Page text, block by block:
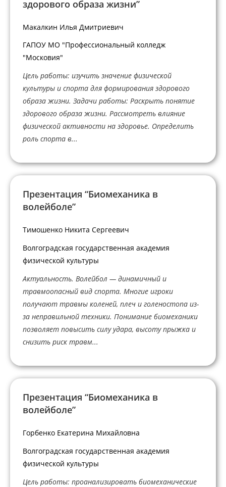
здорового образа жизни”
Макалкин Илья Дмитриевич
ГАПОУ МО "Профессиональный колледж
"Московия"
Цель работы: изучить значение физической
культуры и спорта для формирования здорового
образа жизни. Задачи работы: Раскрыть понятие
здорового образа жизни. Рассмотреть влияние
физической активности на здоровье. Определить
роль спорта в...
Презентация “Биомеханика в
волейболе”
Тимошенко Никита Сергеевич
Волгоградская государственная академия
физической культуры
Актуальность. Волейбол — динамичный и
травмоопасный вид спорта. Многие игроки
получают травмы коленей, плеч и голеностопа из-
за неправильной техники. Понимание биомеханики
позволяет повысить силу удара, высоту прыжка и
снизить риск травм...
Презентация “Биомеханика в
волейболе”
Горбенко Екатерина Михайловна
Волгоградская государственная академия
физической культуры
Цель работы: проанализировать биомеханические